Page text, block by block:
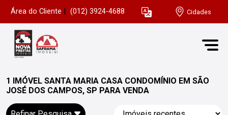
Área do Cliente (012) 3924-4688 Cidades
1 IMÓVEL SANTA MARIA CASA CONDOMÍNIO EM SÃO
JOSÉ DOS CAMPOS, SP PARA VENDA